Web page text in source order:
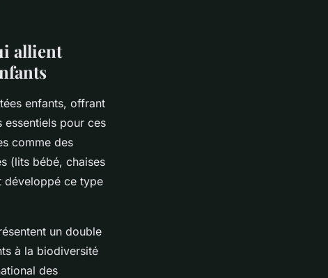
allient
enfants, offrant
essentiels pour ces
comme des
(lits bébé, chaises
développé ce type
un double
à la biodiversité
des